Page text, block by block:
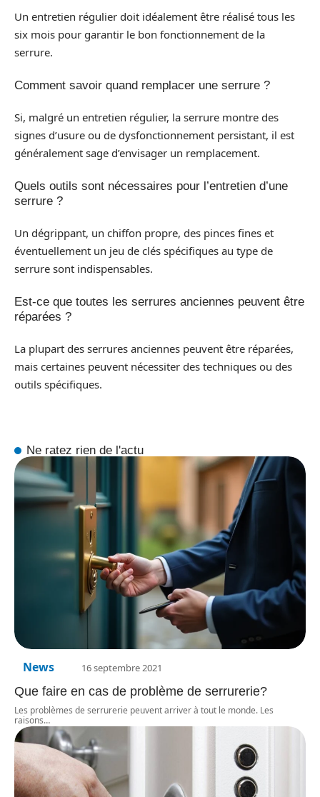
Un entretien régulier doit idéalement être réalisé tous les
six mois pour garantir le bon fonctionnement de la
serrure.
Comment savoir quand remplacer une serrure ?
Si, malgré un entretien régulier, la serrure montre des
signes d’usure ou de dysfonctionnement persistant, il est
généralement sage d’envisager un remplacement.
Quels outils sont nécessaires pour l’entretien d’une
serrure ?
Un dégrippant, un chiffon propre, des pinces fines et
éventuellement un jeu de clés spécifiques au type de
serrure sont indispensables.
Est-ce que toutes les serrures anciennes peuvent être
réparées ?
La plupart des serrures anciennes peuvent être réparées,
mais certaines peuvent nécessiter des techniques ou des
outils spécifiques.
Ne ratez rien de l'actu
News 16 septembre 2021
Que faire en cas de problème de serrurerie?
Les problèmes de serrurerie peuvent arriver à tout le monde. Les
raisons…